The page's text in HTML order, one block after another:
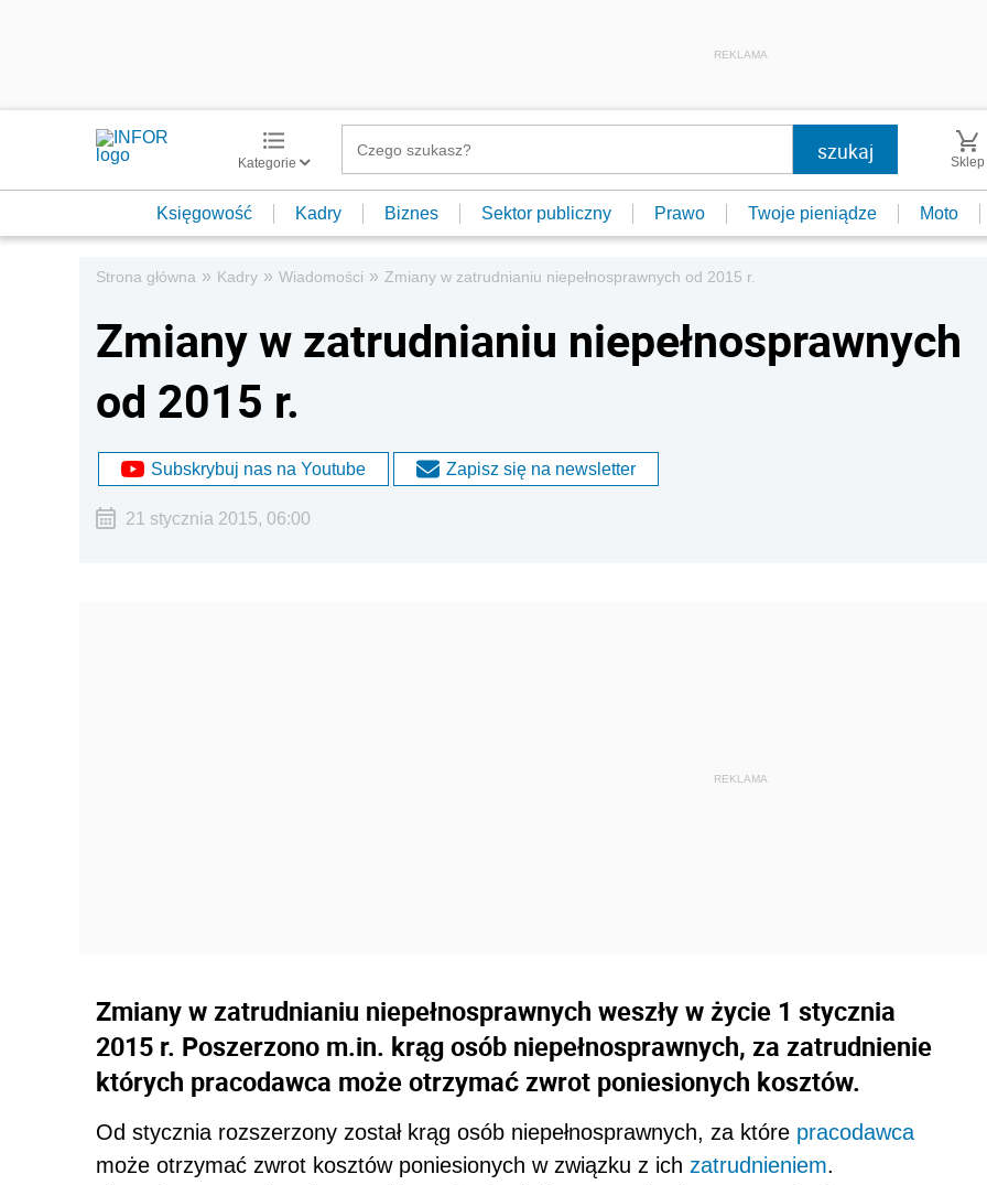
REKLAMA
Kategorie Sklep
Księgowość Kadry Biznes Sektor publiczny Prawo Twoje pieniądze Moto
Strona główna » Kadry » Wiadomości » Zmiany w zatrudnianiu niepełnosprawnych od 2015 r.
Zmiany w zatrudnianiu niepełnosprawnych
od 2015 r.
Subskrybuj nas na Youtube Zapisz się na newsletter
21 stycznia 2015, 06:00
Zmiany w zatrudnianiu niepełnosprawnych weszły w życie 1 stycznia
2015 r. Poszerzono m.in. krąg osób niepełnosprawnych, za zatrudnienie
których pracodawca może otrzymać zwrot poniesionych kosztów.
Od stycznia rozszerzony został krąg osób niepełnosprawnych, za które pracodawca
może otrzymać zwrot kosztów poniesionych w związku z ich zatrudnieniem.